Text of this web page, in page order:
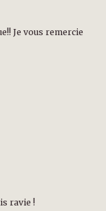
Je vous remercie
ravie !